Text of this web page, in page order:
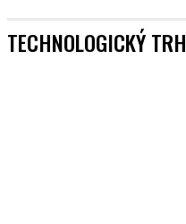
TECHNOLOGICKÝ TRH